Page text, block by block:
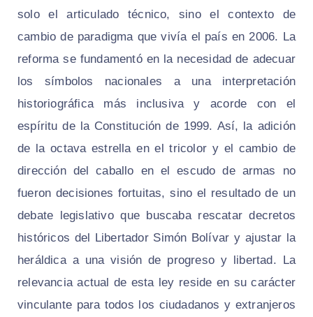
solo el articulado técnico, sino el contexto de
cambio de paradigma que vivía el país en 2006. La
reforma se fundamentó en la necesidad de adecuar
los símbolos nacionales a una interpretación
historiográfica más inclusiva y acorde con el
espíritu de la Constitución de 1999. Así, la adición
de la octava estrella en el tricolor y el cambio de
dirección del caballo en el escudo de armas no
fueron decisiones fortuitas, sino el resultado de un
debate legislativo que buscaba rescatar decretos
históricos del Libertador Simón Bolívar y ajustar la
heráldica a una visión de progreso y libertad. La
relevancia actual de esta ley reside en su carácter
vinculante para todos los ciudadanos y extranjeros